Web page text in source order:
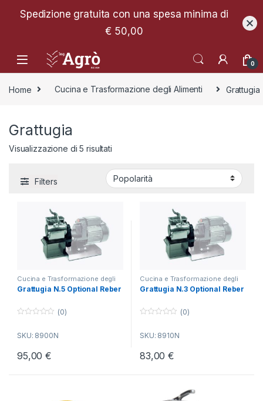
0
Home Cucina e Trasformazione degli Alimenti Grattugia
Grattugia
Visualizzazione di 5 risultatiPopolarità
Filters
Cucina e Trasformazione degli
Alimenti , Grattugia
Grattugia N.5 Optional Reber
u
f
(0)
SKU: 8900N
95,00€
Cucina e Trasformazione degli
Alimenti , Grattugia
Grattugia N.3 Optional Reber
u
f
(0)
SKU: 8910N
83,00€
Spedizione gratuita con una spesa minima di
€ 50,00